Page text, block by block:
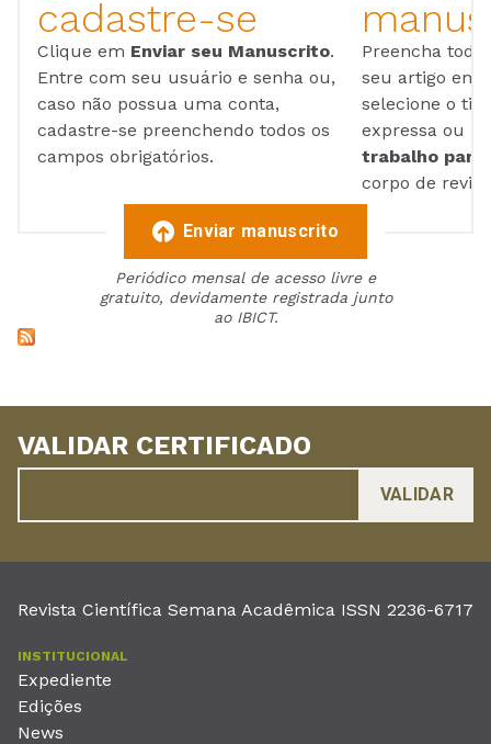
cadastre-se
Clique em Enviar seu Manuscrito.
Entre com seu usuário e senha ou,
caso não possua uma conta,
cadastre-se preenchendo todos os
campos obrigatórios.
Preencha
seu artigo em
selecione o
expressa ou
trabalho para
corpo de
Enviar manuscrito
Periódico mensal de acesso livre e
gratuito, devidamente registrada junto
ao IBICT.
VALIDAR CERTIFICADO
Revista Científica Semana Acadêmica ISSN 2236-6717
INSTITUCIONAL
Expediente
Edições
News